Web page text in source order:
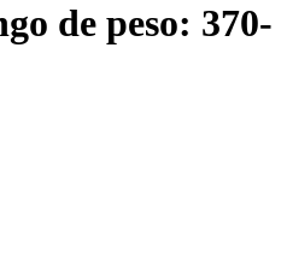
de peso: 370-